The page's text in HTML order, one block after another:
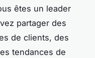
êtes un leader
partager des
de clients, des
tendances de